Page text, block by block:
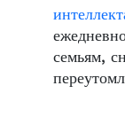
семьям,